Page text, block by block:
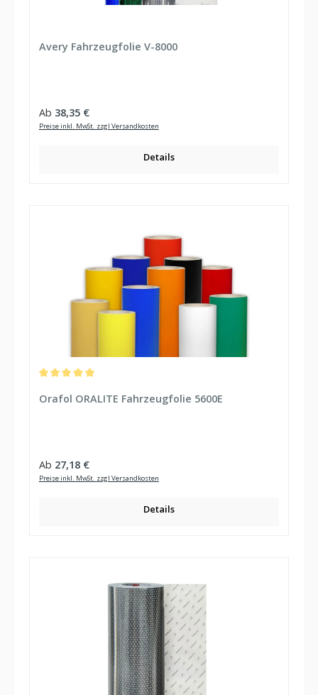
Avery Fahrzeugfolie V-8000
Regulärer Preis:
Ab 38,35 €
Preise inkl. MwSt. zzgl Versandkosten
Details
Orafol ORALITE Fahrzeugfolie 5600E
Regulärer Preis:
Ab 27,18 €
Preise inkl. MwSt. zzgl Versandkosten
Details